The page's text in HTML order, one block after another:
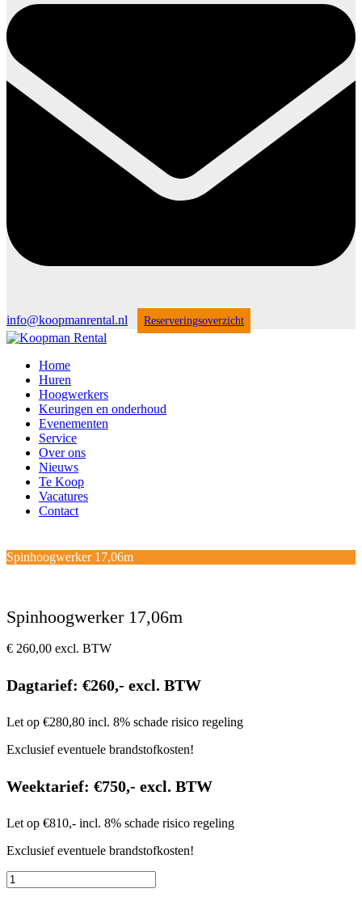
info@koopmanrental.nl Reserveringsoverzicht
Home
Huren
Hoogwerkers
Keuringen en onderhoud
Evenementen
Service
Over ons
Nieuws
Te Koop
Vacatures
Contact
mobile
menu
mobile
menu
Winkelwagen
Spinhoogwerker 17,06m
Spinhoogwerker 17,06m
€ 260,00 excl. BTW
Dagtarief: €260,- excl. BTW
Let op €280,80 incl. 8% schade risico regeling
Exclusief eventuele brandstofkosten!
Weektarief: €750,- excl. BTW
Let op €810,- incl. 8% schade risico regeling
Exclusief eventuele brandstofkosten!
Spinhoogwerker
17,06m